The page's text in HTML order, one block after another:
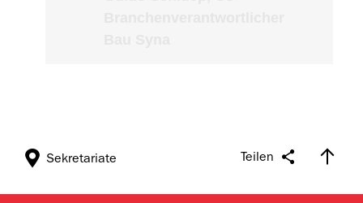
Teilen
Sekretariate